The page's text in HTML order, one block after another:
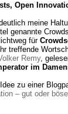
Open
meine
genannte
für
treffende
Remy,
im
zu einer
– gut oder